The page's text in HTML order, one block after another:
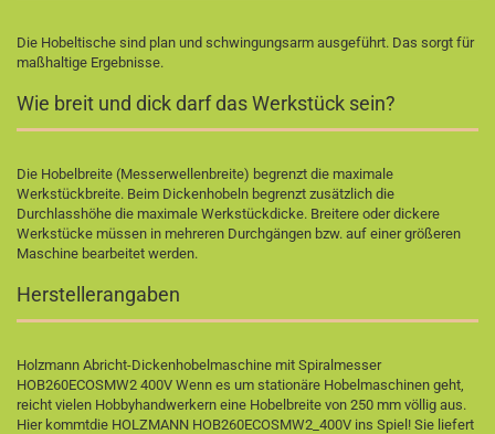
Die Hobeltische sind plan und schwingungsarm ausgeführt. Das sorgt für
maßhaltige Ergebnisse.
Wie breit und dick darf das Werkstück sein?
Die Hobelbreite (Messerwellenbreite) begrenzt die maximale
Werkstückbreite. Beim Dickenhobeln begrenzt zusätzlich die
Durchlasshöhe die maximale Werkstückdicke. Breitere oder dickere
Werkstücke müssen in mehreren Durchgängen bzw. auf einer größeren
Maschine bearbeitet werden.
Herstellerangaben
Holzmann Abricht-Dickenhobelmaschine mit Spiralmesser
HOB260ECOSMW2 400V Wenn es um stationäre Hobelmaschinen geht,
reicht vielen Hobbyhandwerkern eine Hobelbreite von 250 mm völlig aus.
Hier kommtdie HOLZMANN HOB260ECOSMW2_400V ins Spiel! Sie liefert